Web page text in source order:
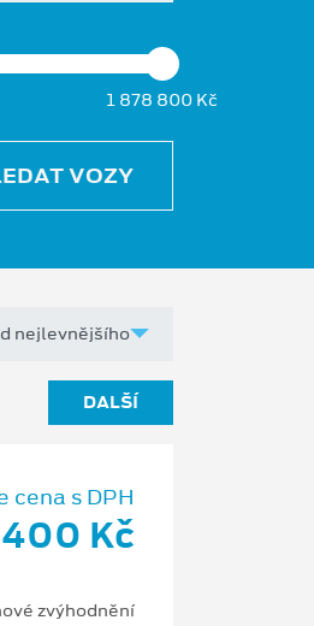
1 878 800 Kč
VOZY
DALŠÍ
cena s DPH
Kč
zvýhodnění